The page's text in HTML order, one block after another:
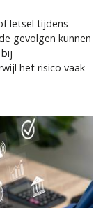
letsel tijdens
gevolgen kunnen
het risico vaak